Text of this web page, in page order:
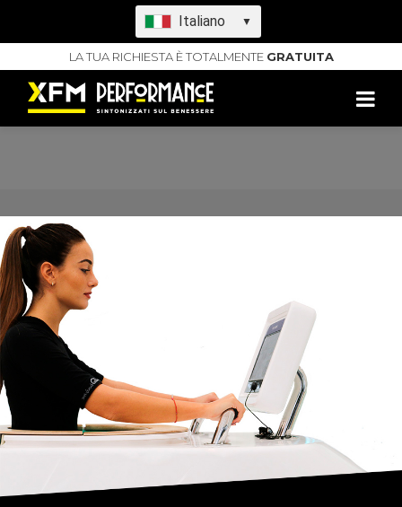
Italiano ▼
LA TUA RICHIESTA È TOTALMENTE GRATUITA